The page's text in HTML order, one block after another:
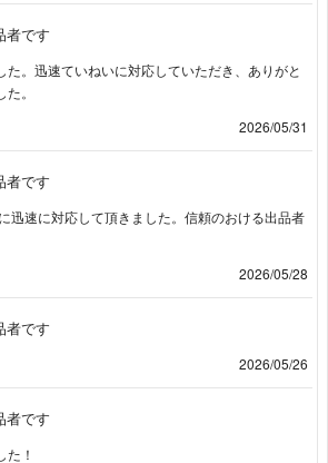
者です
た。迅速ていねいに対応していただき、ありがと
。
2026/05/31
者です
迅速に対応して頂きました。信頼のおける出品者
2026/05/28
者です
2026/05/26
者です
た！